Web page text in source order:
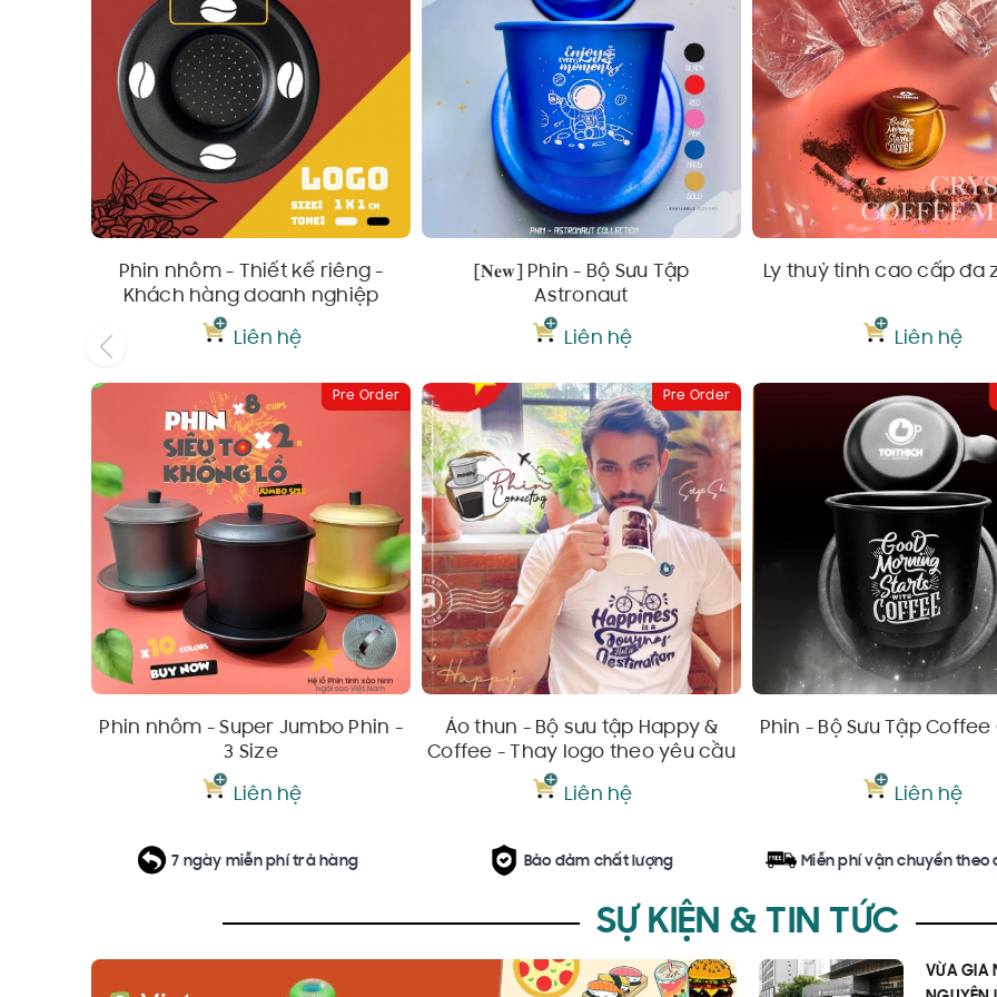
Phin nhôm - Thiết kế riêng -
Khách hàng doanh nghiệp
Liên hệ
Pre Order
Phin nhôm - Super Jumbo Phin -
3 Size
Liên hệ
[𝐍𝐞𝐰] Phin - Bộ Sưu Tập
Astronaut
Liên hệ
Pre Order
Áo thun - Bộ sưu tập Happy &
Coffee - Thay logo theo yêu cầu
Liên hệ
Ly thuỷ tinh cao cấp đa
Liên hệ
Phin - Bộ Sưu Tập Coffee
Liên hệ
7 ngày miễn phí trả hàng Bảo đảm chất lượng Miễn phí vận chuyển theo
SỰ KIỆN & TIN TỨC
VỪA GIA